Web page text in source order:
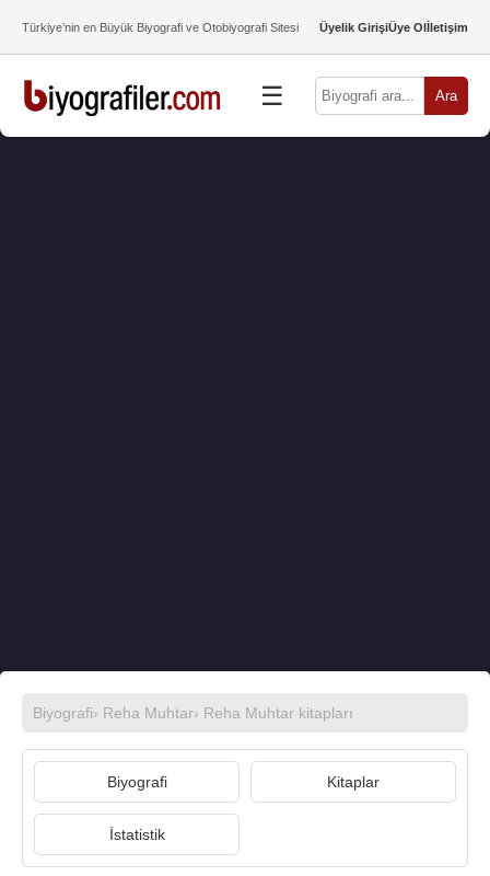
Türkiye’nin en Büyük Biyografi ve Otobiyografi Sitesi Üyelik GirişiÜye Olİletişim
☰ Ara
Biyografi› Reha Muhtar› Reha Muhtar kitapları
Biyografi Kitaplar
İstatistik